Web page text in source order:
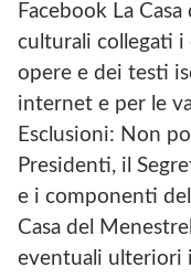
Facebook La
culturali collegati
opere e dei testi
internet e per le
Esclusioni: Non
Presidenti, il
e i componenti
Casa del
eventuali ulteriori